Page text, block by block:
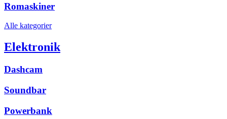
Romaskiner
Alle kategorier
Elektronik
Dashcam
Soundbar
Powerbank